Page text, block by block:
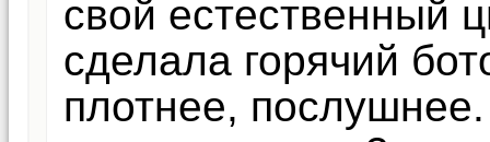
свой естественный
сделала горячий
плотнее,